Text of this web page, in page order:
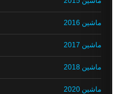
ماشین 2016
ماشین 2017
ماشین 2018
ماشین 2020